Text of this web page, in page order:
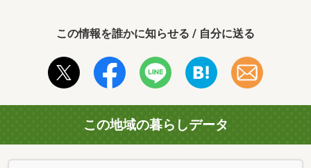
この情報を誰かに知らせる / 自分に送る
この地域の暮らしデータ